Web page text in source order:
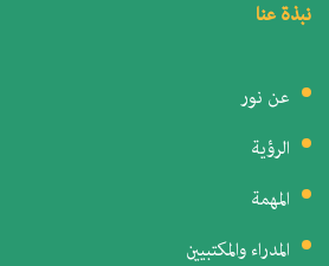
نبذة عنا
عن نور
الرؤية
المهمة
المدراء والمكتبيين